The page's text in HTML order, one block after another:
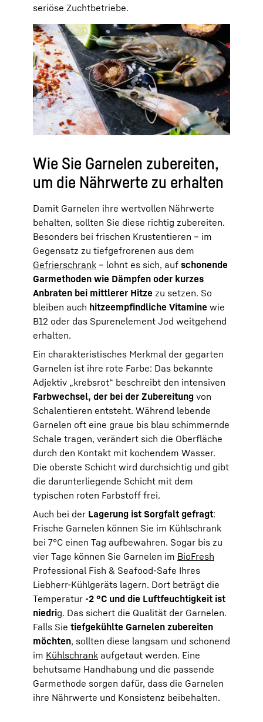
seriöse Zuchtbetriebe.
Wie Sie Garnelen zubereiten,
um die Nährwerte zu erhalten
Damit Garnelen ihre wertvollen Nährwerte
behalten, sollten Sie diese richtig zubereiten.
Besonders bei frischen Krustentieren – im
Gegensatz zu tiefgefrorenen aus dem
Gefrierschrank – lohnt es sich, auf schonende
Garmethoden wie Dämpfen oder kurzes
Anbraten bei mittlerer Hitze zu setzen. So
bleiben auch hitzeempfindliche Vitamine wie
B12 oder das Spurenelement Jod weitgehend
erhalten.
Ein charakteristisches Merkmal der gegarten
Garnelen ist ihre rote Farbe: Das bekannte
Adjektiv „krebsrot“ beschreibt den intensiven
Farbwechsel, der bei der Zubereitung von
Schalentieren entsteht. Während lebende
Garnelen oft eine graue bis blau schimmernde
Schale tragen, verändert sich die Oberfläche
durch den Kontakt mit kochendem Wasser.
Die oberste Schicht wird durchsichtig und gibt
die darunterliegende Schicht mit dem
typischen roten Farbstoff frei.
Auch bei der Lagerung ist Sorgfalt gefragt:
Frische Garnelen können Sie im Kühlschrank
bei 7°C einen Tag aufbewahren. Sogar bis zu
vier Tage können Sie Garnelen im BioFresh
Professional Fish & Seafood-Safe Ihres
Liebherr-Kühlgeräts lagern. Dort beträgt die
Temperatur -2 °C und die Luftfeuchtigkeit ist
niedrig. Das sichert die Qualität der Garnelen.
Falls Sie tiefgekühlte Garnelen zubereiten
möchten, sollten diese langsam und schonend
im Kühlschrank aufgetaut werden. Eine
behutsame Handhabung und die passende
Garmethode sorgen dafür, dass die Garnelen
ihre Nährwerte und Konsistenz beibehalten.